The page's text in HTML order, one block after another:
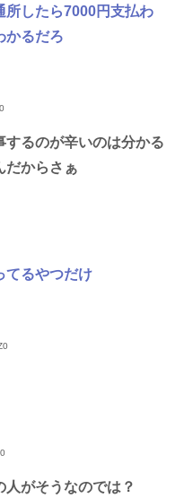
所したら7000円支払わ
かるだろ
るのが辛いのは分かる
だからさぁ
てるやつだけ
がそうなのでは？